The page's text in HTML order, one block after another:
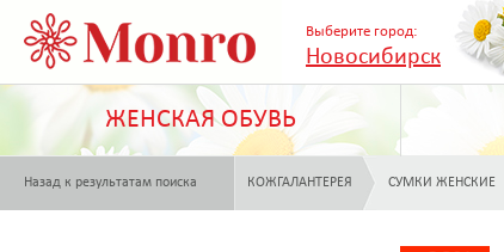
Выберите город:
Новосибирск
ЖЕНСКАЯ ОБУВЬ
Назад к результатам поиска КОЖГАЛАНТЕРЕЯ СУМКИ ЖЕНСКИЕ